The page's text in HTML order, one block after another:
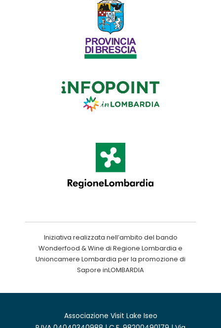
Iniziativa realizzata nell’ambito del bando
Wonderfood & Wine di Regione Lombardia e
Unioncamere Lombardia per la promozione di
Sapore inLOMBARDIA
Associazione Visit Lake Iseo